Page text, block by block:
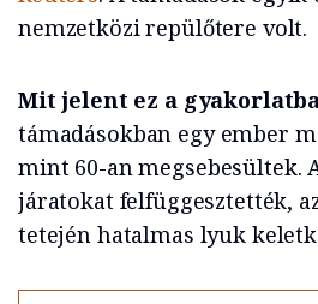
nemzetközi repülőtere volt.
Mit jelent ez a
támadásokban egy ember
mint 60-an megsebesültek.
járatokat felfüggesztették,
tetején hatalmas lyuk